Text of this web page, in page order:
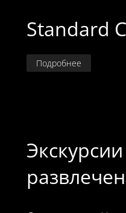
Standard
Подробнее